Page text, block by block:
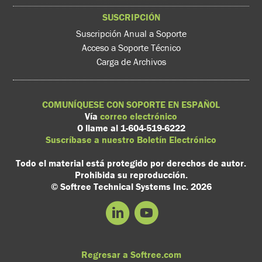
SUSCRIPCIÓN
Suscripción Anual a Soporte
Acceso a Soporte Técnico
Carga de Archivos
COMUNÍQUESE CON SOPORTE EN ESPAÑOL
Vía correo electrónico
O llame al 1-604-519-6222
Suscríbase a nuestro Boletín Electrónico
Todo el material está protegido por derechos de autor.
Prohibida su reproducción.
© Softree Technical Systems Inc. 2026
Regresar a Softree.com